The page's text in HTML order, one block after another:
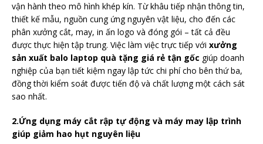
vận hành theo mô hình khép kín. Từ khâu tiếp nhận thông tin,
thiết kế mẫu, nguồn cung ứng nguyên vật liệu, cho đến các
phân xưởng cắt, may, in ấn logo và đóng gói – tất cả đều
được thực hiện tập trung. Việc làm việc trực tiếp với xưởng
sản xuất balo laptop quà tặng giá rẻ tận gốc giúp doanh
nghiệp của bạn tiết kiệm ngay lập tức chi phí cho bên thứ ba,
đồng thời kiểm soát được tiến độ và chất lượng một cách sát
sao nhất.
2.Ứng dụng máy cắt rập tự động và máy may lập trình
giúp giảm hao hụt nguyên liệu